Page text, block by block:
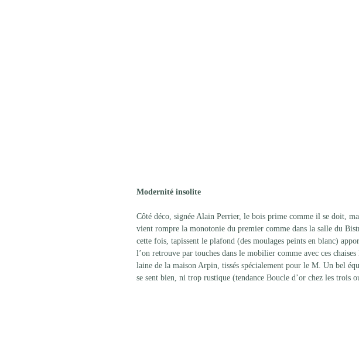
Modernité insolite
Côté déco, signée Alain Perrier, le bois prime comme il se doit,
vient rompre la monotonie du premier comme dans la salle du
cette fois, tapissent le plafond (des moulages peints en blanc)
l’on retrouve par touches dans le mobilier comme avec ces
laine de la maison Arpin, tissés spécialement pour le M. Un bel
se sent bien, ni trop rustique (tendance Boucle d’or chez les trois